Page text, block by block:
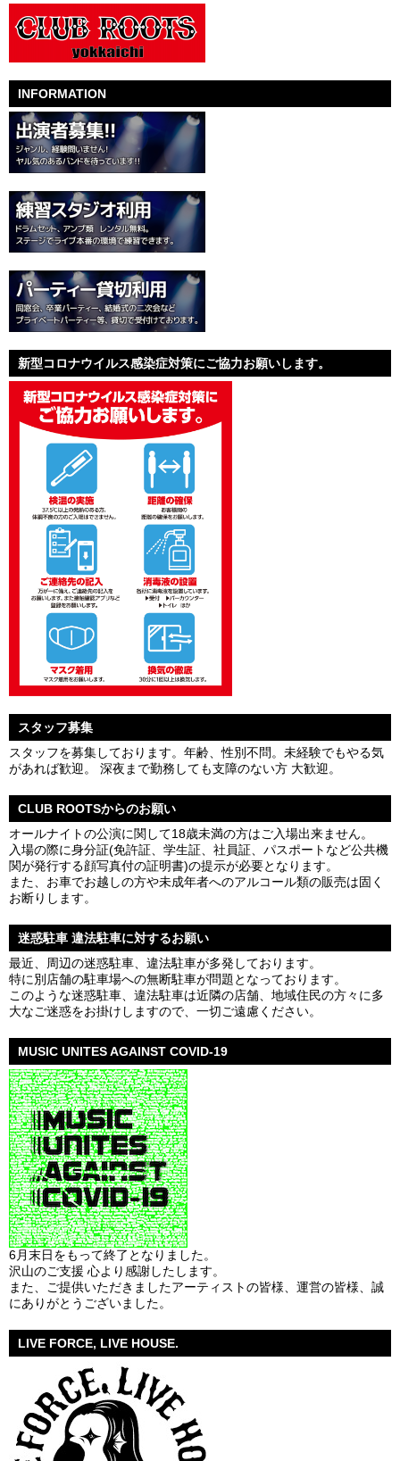
INFORMATION
新型コロナウイルス感染症対策にご協力お願いします。
スタッフ募集
スタッフを募集しております。年齢、性別不問。未経験でもやる気
があれば歓迎。 深夜まで勤務しても支障のない方 大歓迎。
CLUB ROOTSからのお願い
オールナイトの公演に関して18歳未満の方はご入場出来ません。
入場の際に身分証(免許証、学生証、社員証、パスポートなど公共機
関が発行する顔写真付の証明書)の提示が必要となります。
また、お車でお越しの方や未成年者へのアルコール類の販売は固く
お断りします。
迷惑駐車 違法駐車に対するお願い
最近、周辺の迷惑駐車、違法駐車が多発しております。
特に別店舗の駐車場への無断駐車が問題となっております。
このような迷惑駐車、違法駐車は近隣の店舗、地域住民の方々に多
大なご迷惑をお掛けしますので、一切ご遠慮ください。
MUSIC UNITES AGAINST COVID-19
6月末日をもって終了となりました。
沢山のご支援 心より感謝したします。
また、ご提供いただきましたアーティストの皆様、運営の皆様、誠
にありがとうございました。
LIVE FORCE, LIVE HOUSE.